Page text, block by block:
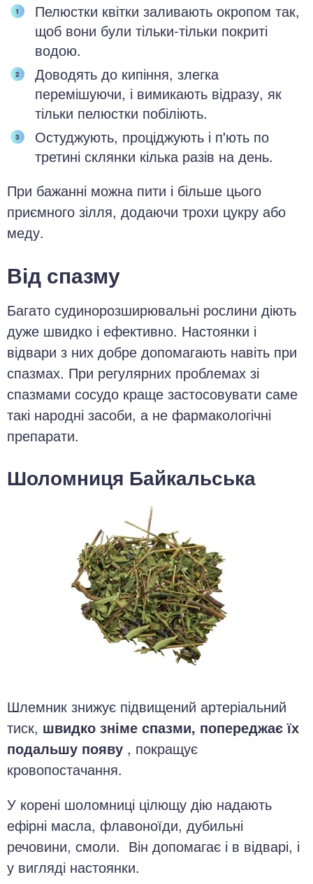
Пелюстки квітки заливають окропом так,
щоб вони були тільки-тільки покриті
водою.
Доводять до кипіння, злегка
перемішуючи, і вимикають відразу, як
тільки пелюстки побіліють.
Остуджують, проціджують і п'ють по
третині склянки кілька разів на день.
При бажанні можна пити і більше цього
приємного зілля, додаючи трохи цукру або
меду.
Від спазму
Багато судинорозширювальні рослини діють
дуже швидко і ефективно. Настоянки і
відвари з них добре допомагають навіть при
спазмах. При регулярних проблемах зі
спазмами сосудо краще застосовувати саме
такі народні засоби, а не фармакологічні
препарати.
Шоломниця Байкальська
Шлемник знижує підвищений артеріальний
тиск, швидко зніме спазми, попереджає їх
подальшу появу , покращує
кровопостачання.
У корені шоломниці цілющу дію надають
ефірні масла, флавоноїди, дубильні
речовини, смоли. Він допомагає і в відварі, і
у вигляді настоянки.